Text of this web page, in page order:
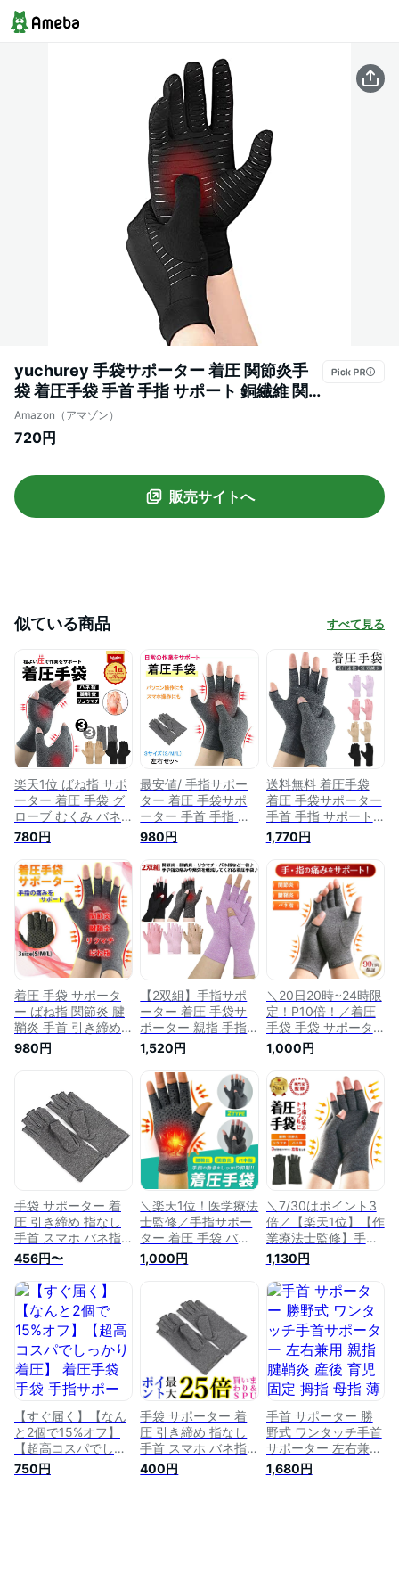
yuchurey 手袋サポーター 着圧 関節炎手
袋 着圧手袋 手首 手指 サポート 銅繊維 関
節ストレス 血行改善 痛みを和らげる バネ
指 関節炎 腱鞘炎 親指 サポーター 固定 圧
男女兼用 ブラック (L)
Amazon（アマゾン）
720円
販売サイトへ
似ている商品 すべて見る
楽天1位 ばね指 サポ
ーター 着圧 手袋 グ
ローブ むくみ バネ
指 関節炎 腱鞘炎 緩
和 手首 手指 指なし
仕事用 着圧手袋 痛
み サポート 手袋サ
ポーター 手指サポー
ター 親指 固定 圧縮
手 指 負担 軽減 手首
サポーター 手指のサ
ポーター
780円
最安値/ 手指サポー
ター 着圧 手袋サポ
ーター 手首 手指 サ
ポート バネ指 関節
炎 腱鞘炎 親指 サポ
ーター 固定 圧縮 マ
ッサージ 指なし 手
指のサポーター ハー
フフィンガー スポー
ツ パソコン スマホ
運転 手首の固定 オ
ールシーズン （着圧
980円
送料無料 着圧手袋
着圧 手袋サポーター
手首 手指 サポート
レディース メンズ
バネ指 関節炎 腱鞘
炎 親指 サポーター
圧縮 マッサージ 指
なし 手指のサポータ
ー ハーフフィンガー
スポーツ パソコン
スマホ 運転 グロー
ブ 手首固定 オール
シーズン対応
1,770円
着圧 手袋 サポータ
ー ばね指 関節炎 腱
鞘炎 手首 引き締め
痛み 手の平 ケア 指
無し
980円
【2双組】手指サポ
ーター 着圧 手袋サ
ポーター 親指 手指
腱鞘炎 手首 オール
シーズン バネ指 ス
ポーツ サポーター
サポート 圧縮 マッ
サージ 指なし 手指
のサポーター ハーフ
フィンガー パソコン
関節炎 スマホ 運転
手首の固定 固定
1,520円
＼20日20時~24時限
定！P10倍！／着圧
手袋 手袋 サポータ
ー 手袋サポーター
手指サポーター 手首
手指 着圧 親指 固定
圧縮 関節炎 腱鞘炎
バネ指 むくみ 手 手
首 指 痛み 負担 軽減
手首サポーター 指な
し 手袋 パソコン ス
マホ 左右 セット 手
指のサポーター
1,000円
手袋 サポーター 着
圧 引き締め 指なし
手首 スマホ バネ指
関節炎 腱鞘炎
456円〜
＼楽天1位！医学療法
士監修／手指サポー
ター 着圧 手袋 バネ
指 手首 手指 サポー
ト 関節炎 腱鞘炎 親
圧縮 マッサージ 指
なし 引き締め 手首
の固定 手用サポータ
ー オールシーズン対
応 スポーツ 1000円
ポッキリ
1,000円
＼7/30はポイント3
倍／【楽天1位】【作
業療法士監修】手指
サポーター 着圧 手
袋サポーター 手首
手指 サポート バネ
指 関節炎 腱鞘炎 親
指 サポーター 固定
圧縮 マッサージ 指
なし 手首サポーター
ハーフフィンガー ス
ポーツ パソコン グ
ローブ 手首固定
1,130円
【すぐ届く】【なん
と2個で15%オフ】
【超高コスパでしっ
かり着圧】 着圧手袋
手袋 手指サポーター
750円
手袋 サポーター 着
圧 引き締め 指なし
手首 スマホ バネ指
関節炎 腱鞘炎 (管理
C) 送料無料
400円
手首 サポーター 勝
野式 ワンタッチ手首
サポーター 左右兼用
親指 腱鞘炎 産後 育
児 固定 拇指 母指 薄
1,680円